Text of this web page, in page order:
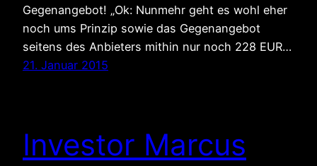
Gegenangebot! „Ok: Nunmehr geht es wohl eher
noch ums Prinzip sowie das Gegenangebot
seitens des Anbieters mithin nur noch 228 EUR…
21. Januar 2015
Investor Marcus